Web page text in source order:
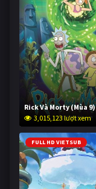
Rick Và Morty (Mùa 9)
3,015,123 lượt xem
FULL HD VIETSUB